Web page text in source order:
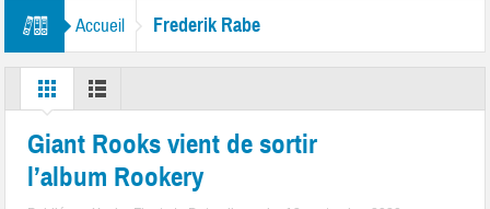
Accueil Frederik Rabe
Giant Rooks vient de sortir
l’album Rookery